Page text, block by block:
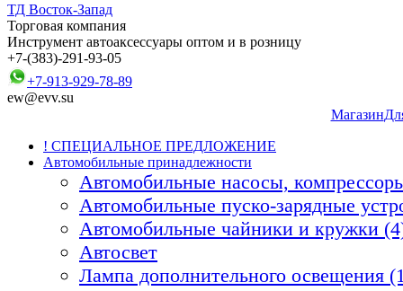
ТД Восток-Запад
Торговая компания
Инструмент автоаксессуары оптом и в розницу
+7-(383)-291-93-05
+7-913-929-78-89
ew@evv.su
Магазин
! СПЕЦИАЛЬНОЕ ПРЕДЛОЖЕНИЕ
Автомобильные принадлежности
Автомобильные насосы,
Автомобильные пуско-зарядные
Автомобильные чайники и кружки
Автосвет
Лампа дополнительного освещения